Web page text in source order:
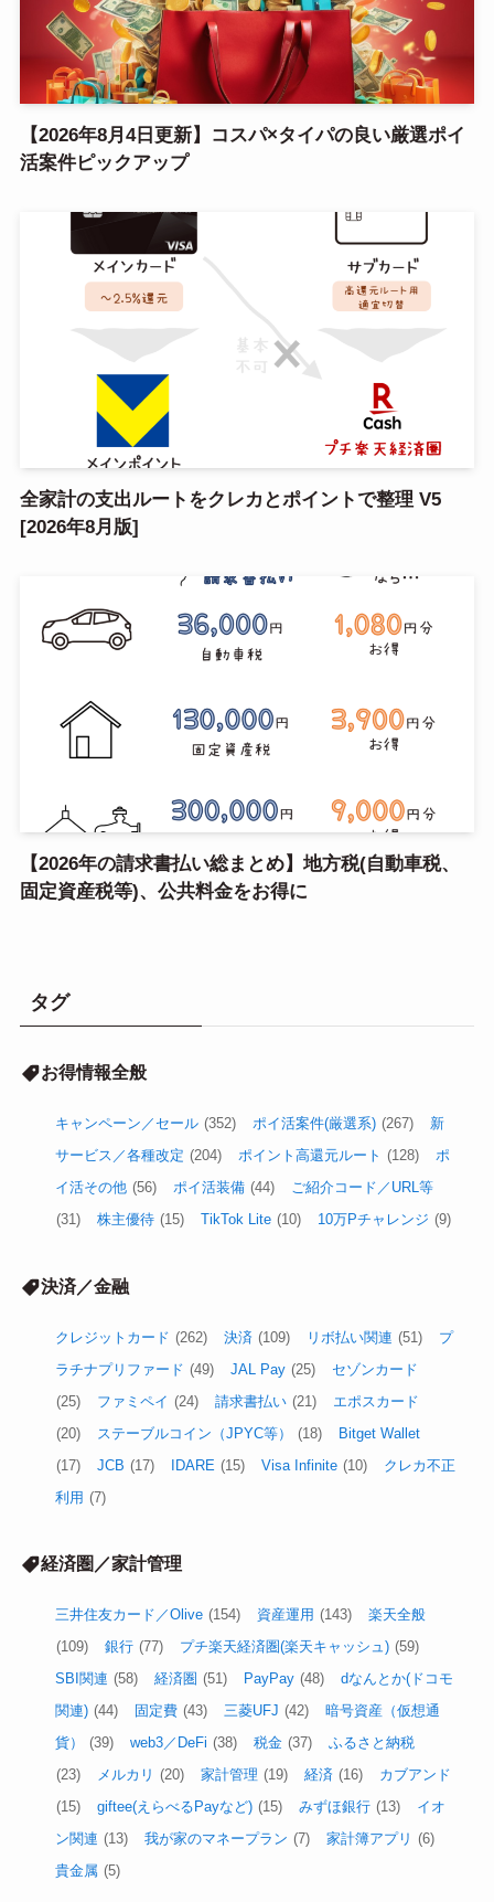
【2026年8月4日更新】コスパ×タイパの良い厳選ポイ
活案件ピックアップ
全家計の支出ルートをクレカとポイントで整理 V5
[2026年8月版]
【2026年の請求書払い総まとめ】地方税(自動車税、
固定資産税等)、公共料金をお得に
タグ
お得情報全般
キャンペーン／セール (352) ポイ活案件(厳選系) (267)
新
サービス／各種改定 (204) ポイント高還元ルート (128)
ポ
イ活その他 (56) ポイ活装備 (44)
ご紹介コード／URL等
(31)
株主優待 (15) TikTok Lite (10) 10万Pチャレンジ (9)
決済／金融
クレジットカード (262) 決済 (109) リボ払い関連 (51)
プ
ラチナプリファード (49) JAL Pay (25)
セゾンカード
(25)
ファミペイ (24) 請求書払い (21)
エポスカード
(20)
ステーブルコイン（JPYC等） (18)
Bitget Wallet
(17)
JCB (17) IDARE (15) Visa Infinite (10)
クレカ不正
利用 (7)
経済圏／家計管理
三井住友カード／Olive (154) 資産運用 (143)
楽天全般
(109)
銀行 (77) プチ楽天経済圏(楽天キャッシュ) (59)
SBI関連 (58) 経済圏 (51) PayPay (48)
dなんとか(ドコモ
関連) (44) 固定費 (43) 三菱UFJ (42)
暗号資産（仮想通
貨）
(39) web3／DeFi (38) 税金 (37)
ふるさと納税
(23)
メルカリ (20) 家計管理 (19) 経済 (16)
カブアンド
(15)
giftee(えらべるPayなど) (15) みずほ銀行 (13)
イオ
ン関連 (13) 我が家のマネープラン (7) 家計簿アプリ (6)
貴金属 (5)